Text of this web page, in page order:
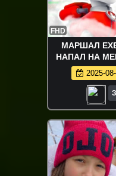
FHD
МАРШАЛ
НАПАЛ НА
2025-